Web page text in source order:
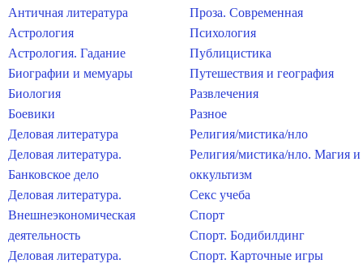
Античная литература
Астрология
Астрология. Гадание
Биографии и мемуары
Биология
Боевики
Деловая литература
Деловая литература.
Банковское дело
Деловая литература.
Внешнеэкономическая
деятельность
Деловая литература.
Проза. Современная
Психология
Публицистика
Путешествия и география
Развлечения
Разное
Религия/мистика/нло
Религия/мистика/нло. Магия и
оккультизм
Секс учеба
Спорт
Спорт. Бодибилдинг
Спорт. Карточные игры